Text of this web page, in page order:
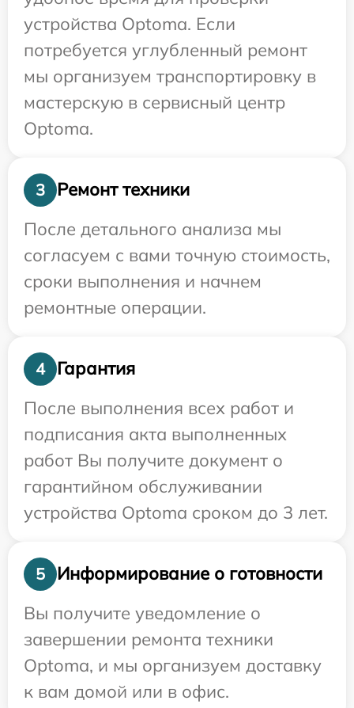
устройства Optoma. Если
потребуется углубленный ремонт
мы организуем транспортировку в
мастерскую в сервисный центр
Optoma.
3
Ремонт техники
После детального анализа мы
согласуем с вами точную стоимость,
сроки выполнения и начнем
ремонтные операции.
4
Гарантия
После выполнения всех работ и
подписания акта выполненных
работ Вы получите документ о
гарантийном обслуживании
устройства Optoma сроком до 3 лет.
5
Информирование о готовности
Вы получите уведомление о
завершении ремонта техники
Optoma, и мы организуем доставку
к вам домой или в офис.